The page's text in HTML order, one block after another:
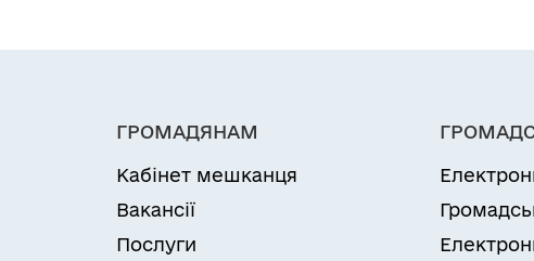
ГРОМАДЯНАМ
Кабінет мешканця
Вакансії
Послуги